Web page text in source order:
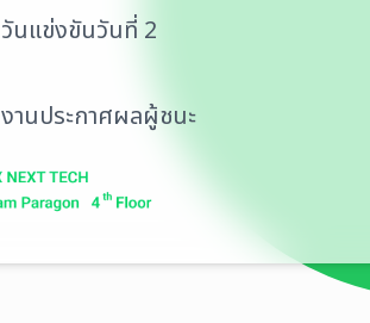
วันแข่งขันวันที่ 2
งานประกาศผลผู้ชนะ